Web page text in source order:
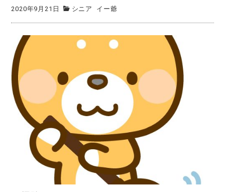
2020年9月21日 シニア イー爺